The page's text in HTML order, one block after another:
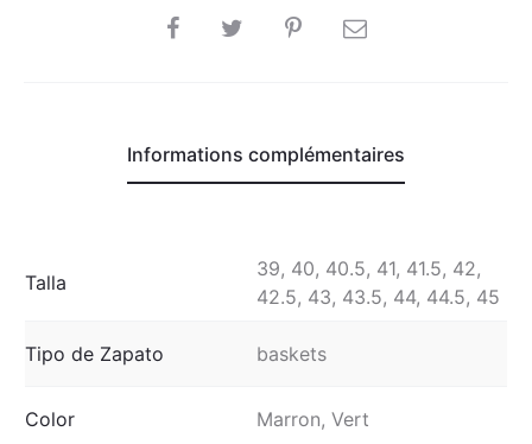
SHARE
Informations complémentaires
Talla
39, 40, 40.5, 41, 41.5, 42,
42.5, 43, 43.5, 44, 44.5, 45
Tipo de Zapato baskets
Color Marron, Vert